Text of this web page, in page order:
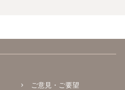
ご意見・ご要望